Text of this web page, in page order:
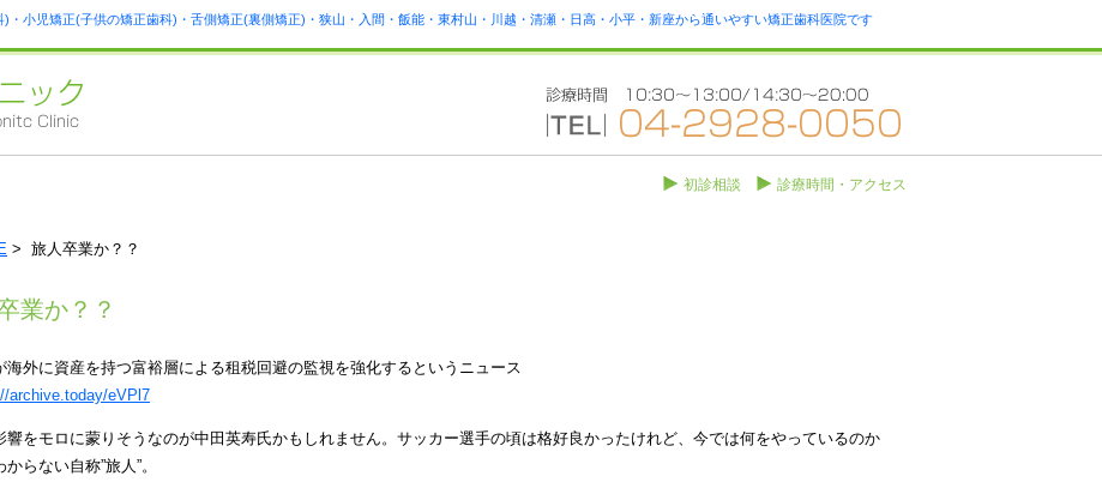
小児矯正(子供の矯正歯科)・舌側矯正(裏側矯正)・狭山・入間・飯能・東村山・川越・清瀬・日高・小平・新座から通いやすい矯正歯科医院です
診療時間・アクセス
初診相談
> 旅人卒業か？？
業か？？
海外に資産を持つ富裕層による租税回避の監視を強化するというニュース
archive.today/eVPl7
響をモロに蒙りそうなのが中田英寿氏かもしれません。サッカー選手の頃は格好良かったけれど、今では何をやっているのか
からない自称”旅人”。